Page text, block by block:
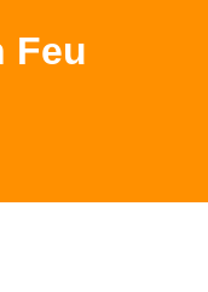
Feu